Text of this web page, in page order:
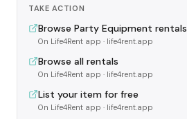
TAKE ACTION
Browse Party Equipment rentals
On Life4Rent app · life4rent.app
Browse all rentals
On Life4Rent app · life4rent.app
List your item for free
On Life4Rent app · life4rent.app